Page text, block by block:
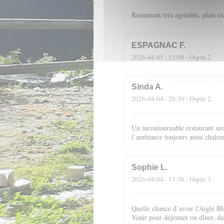
Restaurant très agréable, plats
ESPAGNAC F
2026-04-05 - 13:00 - Ospiti 2
Sinda A
2026-04-04 - 20:30 - Ospiti 2
Un incontournable restaurant
l’ambiance toujours aussi
Sophie L
2026-04-04 - 13:30 - Ospiti 3
Quelle chance d’avoir l’Aigle
Venir pour déjeuner ou dîner,